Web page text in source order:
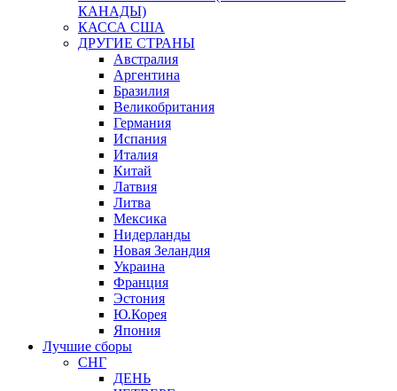
КАНАДЫ)
КАССА США
ДРУГИЕ СТРАНЫ
Австралия
Аргентина
Бразилия
Великобритания
Германия
Испания
Италия
Китай
Латвия
Литва
Мексика
Нидерланды
Новая Зеландия
Украина
Франция
Эстония
Ю.Корея
Япония
Лучшие сборы
СНГ
ДЕНЬ